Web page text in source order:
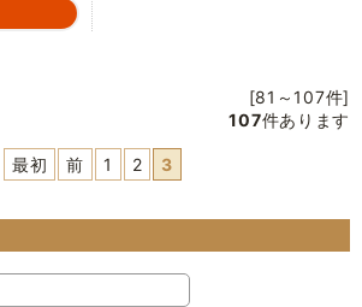
[81～107件]
107件あります
最初 前 1 2 3